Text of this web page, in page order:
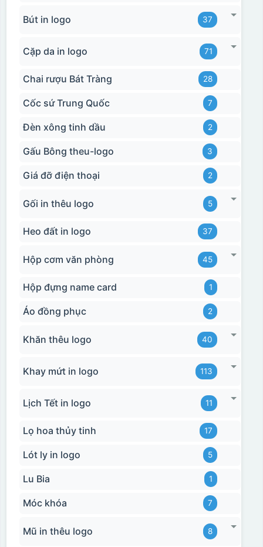
Bút in logo 37
Cặp da in logo 71
Chai rượu Bát Tràng 28
Cốc sứ Trung Quốc 7
Đèn xông tinh dầu 2
Gấu Bông theu-logo 3
Giá đỡ điện thoại 2
Gối in thêu logo 5
Heo đất in logo 37
Hộp cơm văn phòng 45
Hộp đựng name card 1
Áo đồng phục 2
Khăn thêu logo 40
Khay mứt in logo 113
Lịch Tết in logo 11
Lọ hoa thủy tinh 17
Lót ly in logo 5
Lu Bia 1
Móc khóa 7
Mũ in thêu logo 8